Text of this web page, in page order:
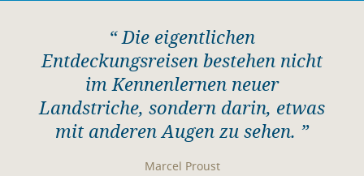
“ Die eigentlichen
Entdeckungsreisen bestehen nicht
im Kennenlernen neuer
Landstriche, sondern darin, etwas
mit anderen Augen zu sehen. ”
Marcel Proust